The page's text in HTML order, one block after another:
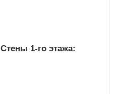
Стены 1-го этажа: